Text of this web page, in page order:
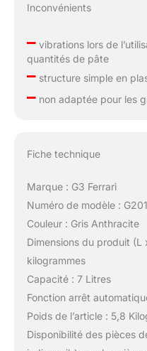
Inconvénients
–vibrations lors de
quantités de pâte
–structure simple en
–non adaptée pour les
Fiche technique
Marque : G3 Ferrari
Numéro de modèle :
Couleur : Gris Anthracite
Dimensions du produit
kilogrammes
Capacité : 7 Litres
Fonction arrêt
Poids de l’article : 5,8
Disponibilité des pièces